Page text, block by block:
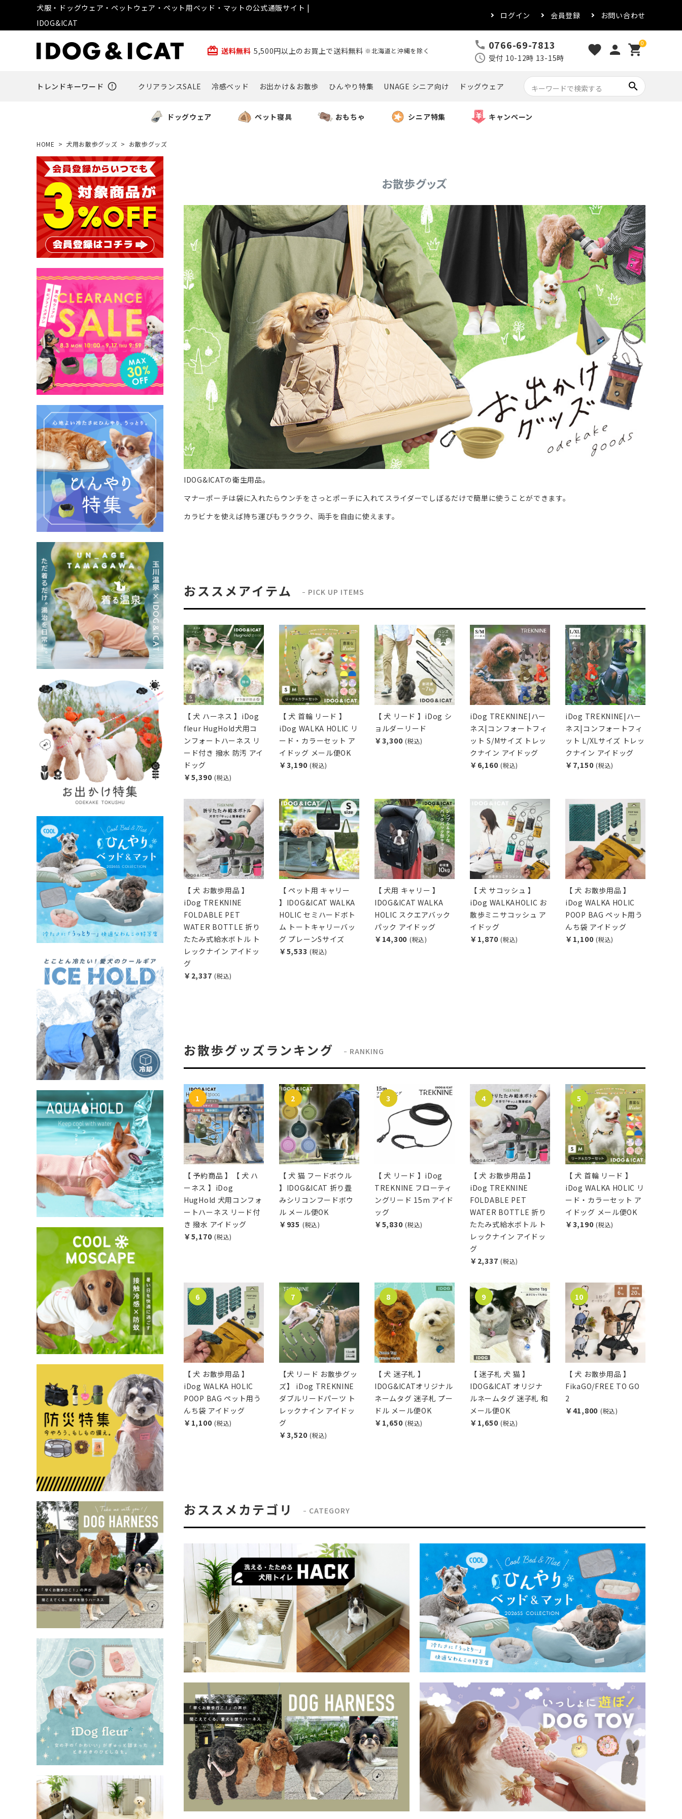
犬服・ドッグウェア・ペットウェア・ペット用ベッド・マットの公式通販サイト |
IDOG&ICAT
ログイン 会員登録 お問い合わせ
card_giftcard 送料無料 5,500円以上のお買上で送料無料 ※北海道と沖縄を除く call 0766-69-7813
schedule 受付 10-12時 13-15時
favorite person 0
shopping_cart
トレンドキーワード error_outline クリアランスSALE 冷感ベッド お出かけ＆お散歩 ひんやり特集 UNAGE シニア向け ドッグウェア search
ドッグウェア ペット寝具 おもちゃ シニア特集 キャンペーン
HOME 犬用お散歩グッズ お散歩グッズ
お散歩グッズ
IDOG&ICATの衛生用品。
マナーポーチは袋に入れたらウンチをさっとポーチに入れてスライダーでしぼるだけで簡単に使うことができます。
カラビナを使えば持ち運びもラクラク、両手を自由に使えます。
おススメアイテム PICK UP ITEMS
【 犬 ハーネス 】iDog
fleur HugHold犬用コ
ンフォートハーネス リ
ード付き 撥水 防汚 アイ
ドッグ
￥5,390 (税込)
【 犬 首輪 リード 】
iDog WALKA HOLIC リ
ード・カラーセット ア
イドッグ メール便OK
￥3,190 (税込)
【 犬 リード 】iDog シ
ョルダーリード
￥3,300 (税込)
iDog TREKNINE|ハー
ネス|コンフォートフィ
ット S/Mサイズ トレッ
クナイン アイドッグ
￥6,160 (税込)
iDog TREKNINE|ハー
ネス|コンフォートフィ
ット L/XLサイズ トレッ
クナイン アイドッグ
￥7,150 (税込)
【 犬 お散歩用品 】
iDog TREKNINE
FOLDABLE PET
WATER BOTTLE 折り
たたみ式給水ボトル ト
レックナイン アイドッ
グ
￥2,337 (税込)
【 ペット用 キャリー
】IDOG&ICAT WALKA
HOLIC セミハードボト
ム トートキャリーバッ
グ プレーンSサイズ
￥5,533 (税込)
【 犬用 キャリー 】
IDOG&ICAT WALKA
HOLIC スクエアバック
パック アイドッグ
￥14,300 (税込)
【 犬 サコッシュ 】
iDog WALKAHOLIC お
散歩ミニサコッシュ ア
イドッグ
￥1,870 (税込)
【 犬 お散歩用品 】
iDog WALKA HOLIC
POOP BAG ペット用う
んち袋 アイドッグ
￥1,100 (税込)
お散歩グッズランキング RANKING
【 予約商品 】【 犬 ハ
ーネス 】iDog
HugHold 犬用コンフォ
ートハーネス リード付
き 撥水 アイドッグ
￥5,170 (税込)
【 犬 猫 フードボウル
】IDOG&ICAT 折り畳
みシリコンフードボウ
ル メール便OK
￥935 (税込)
【 犬 リード 】iDog
TREKNINE フローティ
ングリード 15m アイド
ッグ
￥5,830 (税込)
【 犬 お散歩用品 】
iDog TREKNINE
FOLDABLE PET
WATER BOTTLE 折り
たたみ式給水ボトル ト
レックナイン アイドッ
グ
￥2,337 (税込)
【 犬 首輪 リード 】
iDog WALKA HOLIC リ
ード・カラーセット ア
イドッグ メール便OK
￥3,190 (税込)
【 犬 お散歩用品 】
iDog WALKA HOLIC
POOP BAG ペット用う
んち袋 アイドッグ
￥1,100 (税込)
【犬 リード お散歩グッ
ズ】 iDog TREKNINE
ダブルリードパーツ ト
レックナイン アイドッ
グ
￥3,520 (税込)
【 犬 迷子札 】
IDOG&ICATオリジナル
ネームタグ 迷子札 プー
ドル メール便OK
￥1,650 (税込)
【 迷子札 犬 猫 】
IDOG&ICAT オリジナ
ルネームタグ 迷子札 和
メール便OK
￥1,650 (税込)
【 犬 お散歩用品 】
FikaGO/FREE TO GO
2
￥41,800 (税込)
おススメカテゴリ CATEGORY